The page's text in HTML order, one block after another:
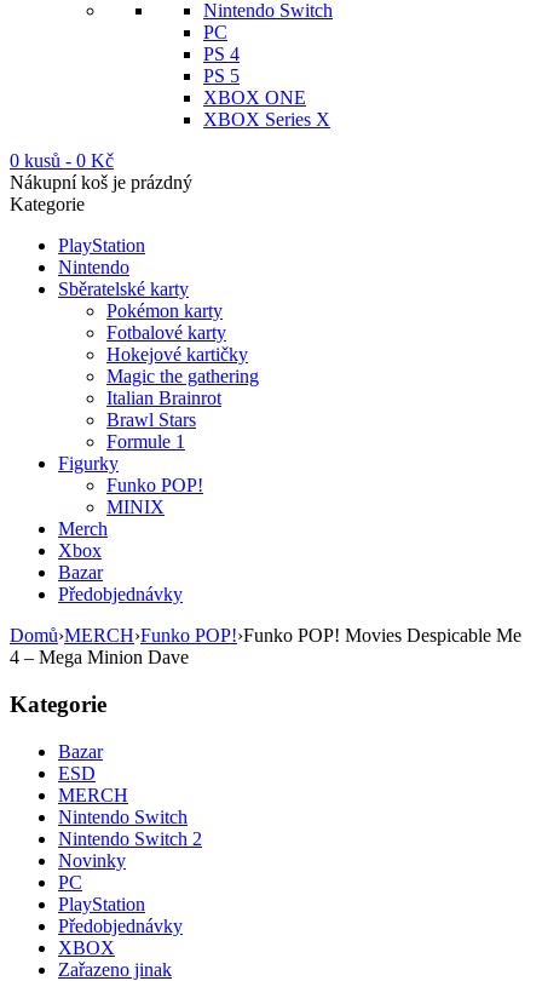
Nintendo Switch
PC
PS 4
PS 5
XBOX ONE
XBOX Series X
0 kusů - 0 Kč
Nákupní koš je prázdný
Kategorie
PlayStation
Nintendo
Sběratelské karty
Pokémon karty
Fotbalové karty
Hokejové kartičky
Magic the gathering
Italian Brainrot
Brawl Stars
Formule 1
Figurky
Funko POP!
MINIX
Merch
Xbox
Bazar
Předobjednávky
Domů›MERCH›Funko POP!›Funko POP! Movies Despicable Me
4 – Mega Minion Dave
Kategorie
Bazar
ESD
MERCH
Nintendo Switch
Nintendo Switch 2
Novinky
PC
PlayStation
Předobjednávky
XBOX
Zařazeno jinak